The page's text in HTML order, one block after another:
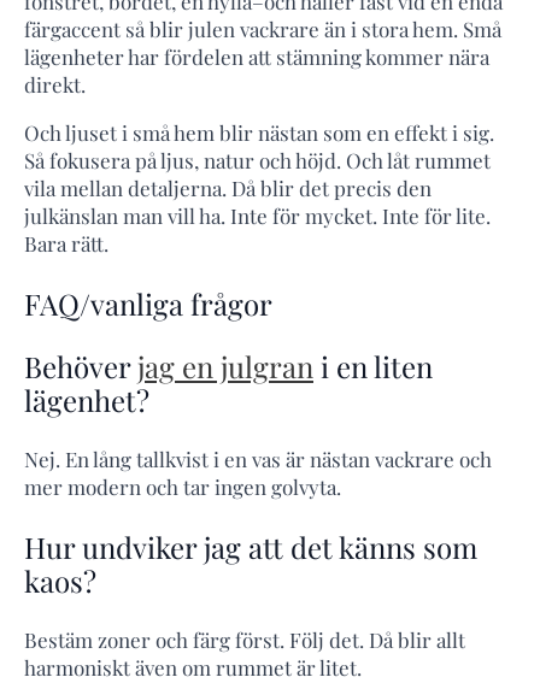
färgaccent så blir julen vackrare än i stora hem. Små
lägenheter har fördelen att stämning kommer nära
direkt.
Och ljuset i små hem blir nästan som en effekt i sig.
Så fokusera på ljus, natur och höjd. Och låt rummet
vila mellan detaljerna. Då blir det precis den
julkänslan man vill ha. Inte för mycket. Inte för lite.
Bara rätt.
FAQ/vanliga frågor
Behöverjag en julgrani en liten
lägenhet?
Nej. En lång tallkvist i en vas är nästan vackrare och
mer modern och tar ingen golvyta.
Hur undviker jag att det känns som
kaos?
Bestäm zoner och färg först. Följ det. Då blir allt
harmoniskt även om rummet är litet.